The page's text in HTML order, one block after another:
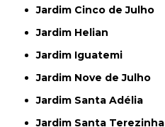
Jardim Cinco de Julho
Jardim Helian
Jardim Iguatemi
Jardim Nove de Julho
Jardim Santa Adélia
Jardim Santa Terezinha